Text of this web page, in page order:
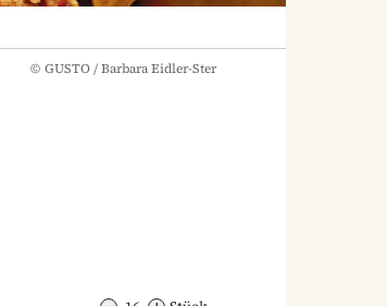
© GUSTO / Barbara Eidler-Ster